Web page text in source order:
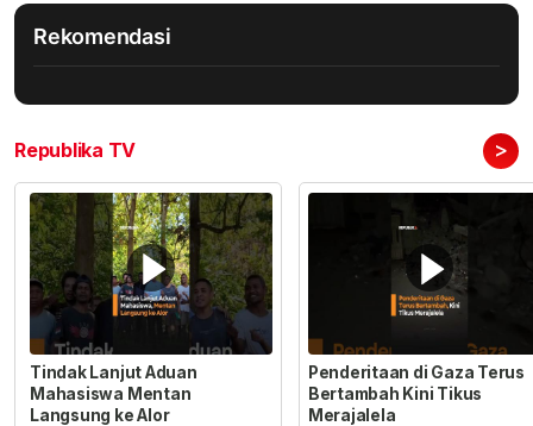
Rekomendasi
Republika TV >
Tindak Lanjut Aduan
Mahasiswa Mentan
Langsung ke Alor
Penderitaan di Gaza Terus
Bertambah Kini Tikus
Merajalela